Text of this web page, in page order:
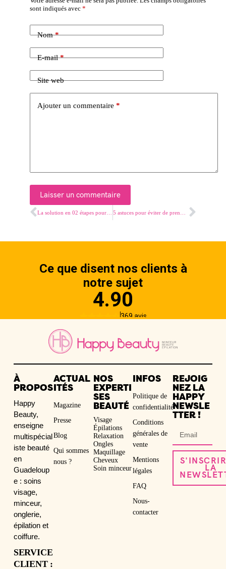
sont indiqués avec *
Nom*
E-mail*
Site web
Ajouter un commentaire *
Laisser un commentaire
La solution en 02 étapes pour réparer vos cheveux en détresse
À
PROPOS
Happy
Beauty,
enseigne
multispécial
iste beauté
en
Guadeloup
e : soins
visage,
minceur,
onglerie,
épilation et
coiffure.
SERVICE
CLIENT :
ACTUAL
ITÉS
Magazine
Presse
Blog
Qui sommes
nous ?
NOS
EXPERTI
SES
BEAUTÉ
Visage
Épilations
Relaxation
Ongles
Maquillage
Cheveux
Soin minceur
INFOS
Politique de
confidentialité
Conditions
générales de
vente
Mentions
légales
FAQ
Nous-
contacter
REJOIG
NEZ LA
HAPPY
NEWSLE
TTER !
LA